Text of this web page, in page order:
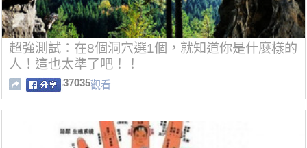
超強測試：在8個洞穴選1個，就知道你是什麼樣的
人！這也太準了吧！！
37035觀看